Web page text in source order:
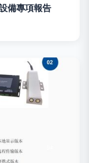
備專項報告